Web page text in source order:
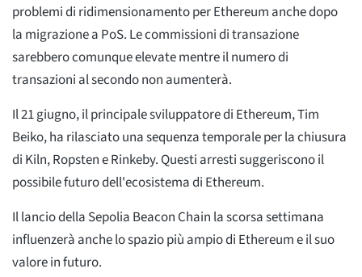
problemi di ridimensionamento per Ethereum anche dopo
la migrazione a PoS. Le commissioni di transazione
sarebbero comunque elevate mentre il numero di
transazioni al secondo non aumenterà.
Il 21 giugno, il principale sviluppatore di Ethereum, Tim
Beiko, ha rilasciato una sequenza temporale per la chiusura
di Kiln, Ropsten e Rinkeby. Questi arresti suggeriscono il
possibile futuro dell'ecosistema di Ethereum.
Il lancio della Sepolia Beacon Chain la scorsa settimana
influenzerà anche lo spazio più ampio di Ethereum e il suo
valore in futuro.